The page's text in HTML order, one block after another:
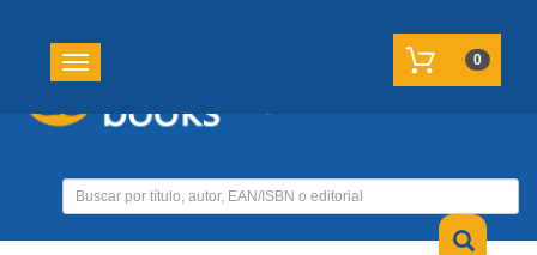
Toggle navigation 0